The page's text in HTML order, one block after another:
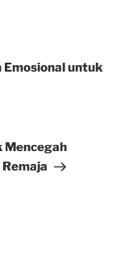
untuk
Mencegah